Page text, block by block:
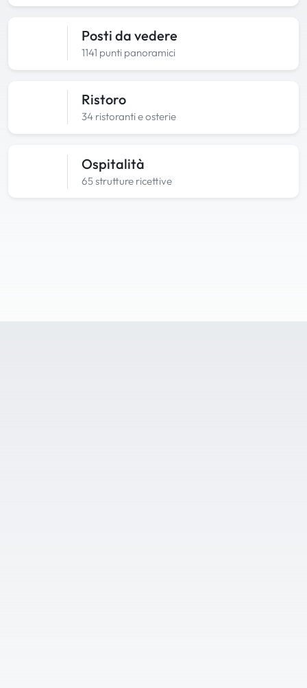
Posti da vedere
1141 punti panoramici
Ristoro
34 ristoranti e osterie
Ospitalità
65 strutture ricettive